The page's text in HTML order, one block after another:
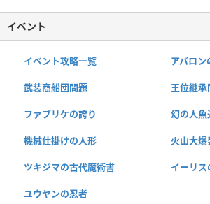
イベント
イベント攻略一覧 アバロン
武装商船団問題 王位継承
ファブリケの誇り 幻の人魚
機械仕掛けの人形 火山大
ツキジマの古代魔術書 イーリ
ユウヤンの忍者